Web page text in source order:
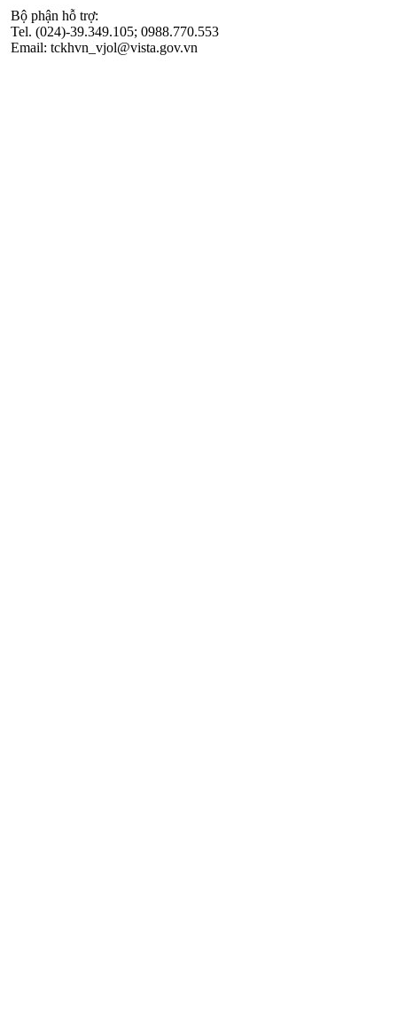
Bộ phận hỗ trợ:
Tel. (024)-39.349.105; 0988.770.553
Email: tckhvn_vjol@vista.gov.vn